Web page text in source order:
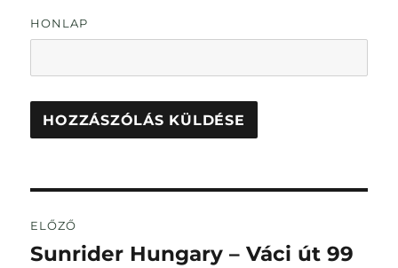
HONLAP
navigáció
ELŐZŐ
Korábbi
Sunrider Hungary – Váci út 99